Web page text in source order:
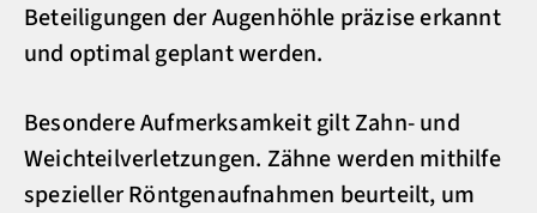
Beteiligungen der Augenhöhle präzise erkannt
und optimal geplant werden.
Besondere Aufmerksamkeit gilt Zahn- und
Weichteilverletzungen. Zähne werden mithilfe
spezieller Röntgenaufnahmen beurteilt, um